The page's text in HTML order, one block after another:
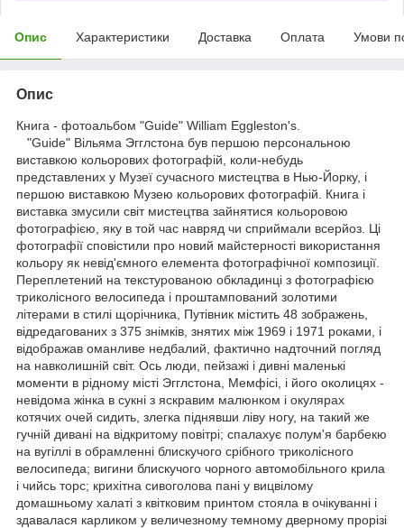
Опис Характеристики Доставка Оплата Умови
Опис
Книга - фотоальбом "Guide" William Eggleston's.
"Guide" Вільяма Эгглстона був першою персональною
виставкою кольорових фотографій, коли-небудь
представлених у Музеї сучасного мистецтва в Нью-Йорку, і
першою виставкою Музею кольорових фотографій. Книга і
виставка змусили світ мистецтва зайнятися кольоровою
фотографією, яку в той час навряд чи сприймали всерйоз. Ці
фотографії сповістили про новий майстерності використання
кольору як невід'ємного елемента фотографічної композиції.
Переплетений на текстурованою обкладинці з фотографією
триколісного велосипеда і проштампований золотими
літерами в стилі щорічника, Путівник містить 48 зображень,
відредагованих з 375 знімків, знятих між 1969 і 1971 роками, і
відображав оманливе недбалий, фактично надточний погляд
на навколишній світ. Ось люди, пейзажі і дивні маленькі
моменти в рідному місті Эгглстона, Мемфісі, і його околицях -
невідома жінка в сукні з яскравим малюнком і окулярах
котячих очей сидить, злегка піднявши ліву ногу, на такий же
гучній дивані на відкритому повітрі; спалахує полум'я барбекю
на вугіллі в обрамленні блискучого срібного триколісного
велосипеда; вигини блискучого чорного автомобільного крила
і чийсь торс; крихітна сивоголова пані у вицвілому
домашньому халаті з квітковим принтом стояла в очікуванні і
здавалася карликом у величезному темному дверному прорізі